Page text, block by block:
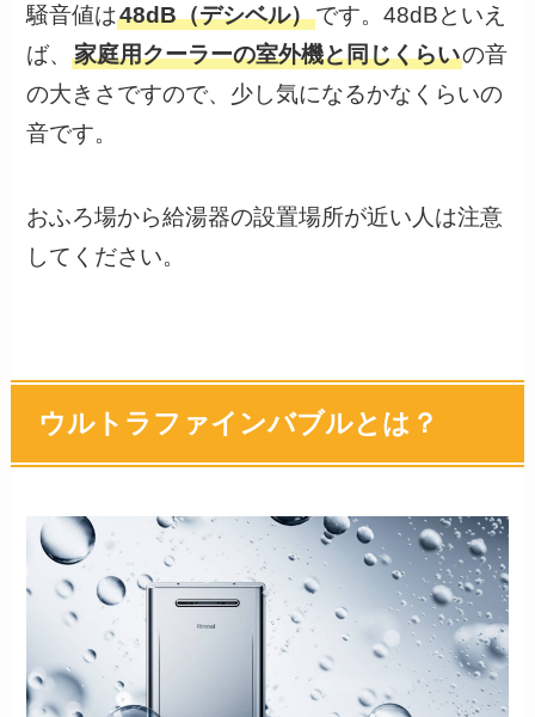
騒音値は48dB（デシベル）です。48dBといえ
ば、家庭用クーラーの室外機と同じくらいの音
の大きさですので、少し気になるかなくらいの
音です。
おふろ場から給湯器の設置場所が近い人は注意
してください。
ウルトラファインバブルとは？